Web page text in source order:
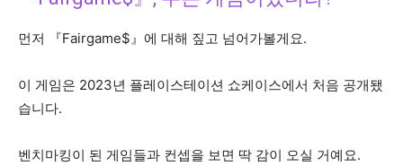
먼저 『Fairgame$』에 대해 짚고 넘어가볼게요.
이 게임은 2023년 플레이스테이션 쇼케이스에서 처음 공개됐
습니다.
벤치마킹이 된 게임들과 컨셉을 보면 딱 감이 오실 거예요.